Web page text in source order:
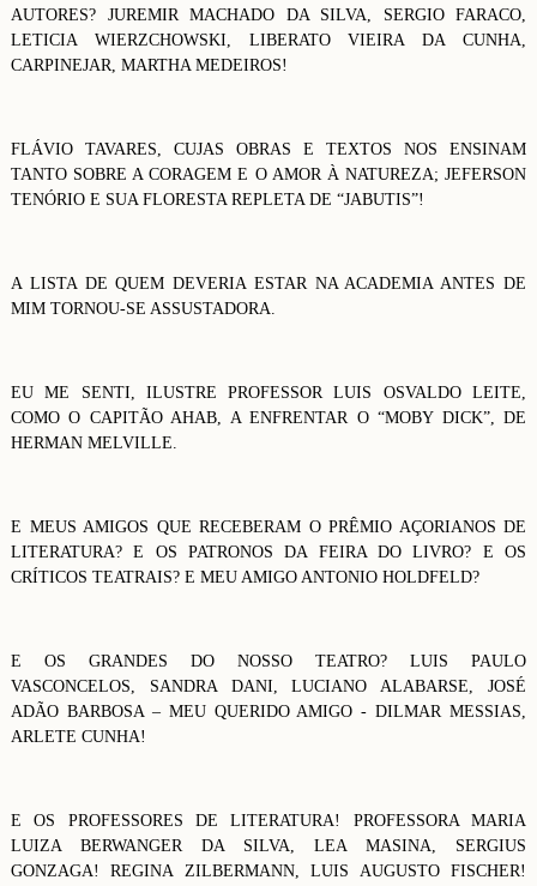
AUTORES? JUREMIR MACHADO DA SILVA, SERGIO FARACO,
LETICIA WIERZCHOWSKI, LIBERATO VIEIRA DA CUNHA,
CARPINEJAR, MARTHA MEDEIROS!
FLÁVIO TAVARES, CUJAS OBRAS E TEXTOS NOS ENSINAM
TANTO SOBRE A CORAGEM E O AMOR À NATUREZA; JEFERSON
TENÓRIO E SUA FLORESTA REPLETA DE “JABUTIS”!
A LISTA DE QUEM DEVERIA ESTAR NA ACADEMIA ANTES DE
MIM TORNOU-SE ASSUSTADORA.
EU ME SENTI, ILUSTRE PROFESSOR LUIS OSVALDO LEITE,
COMO O CAPITÃO AHAB, A ENFRENTAR O “MOBY DICK”, DE
HERMAN MELVILLE.
E MEUS AMIGOS QUE RECEBERAM O PRÊMIO AÇORIANOS DE
LITERATURA? E OS PATRONOS DA FEIRA DO LIVRO? E OS
CRÍTICOS TEATRAIS? E MEU AMIGO ANTONIO HOLDFELD?
E OS GRANDES DO NOSSO TEATRO? LUIS PAULO
VASCONCELOS, SANDRA DANI, LUCIANO ALABARSE, JOSÉ
ADÃO BARBOSA – MEU QUERIDO AMIGO - DILMAR MESSIAS,
ARLETE CUNHA!
E OS PROFESSORES DE LITERATURA! PROFESSORA MARIA
LUIZA BERWANGER DA SILVA, LEA MASINA, SERGIUS
GONZAGA! REGINA ZILBERMANN, LUIS AUGUSTO FISCHER!